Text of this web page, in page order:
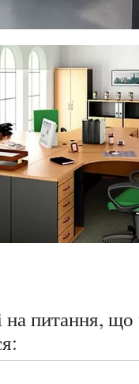
на питання, що